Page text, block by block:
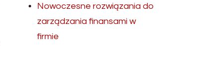
Nowoczesne rozwiązania do
zarządzania finansami w
firmie